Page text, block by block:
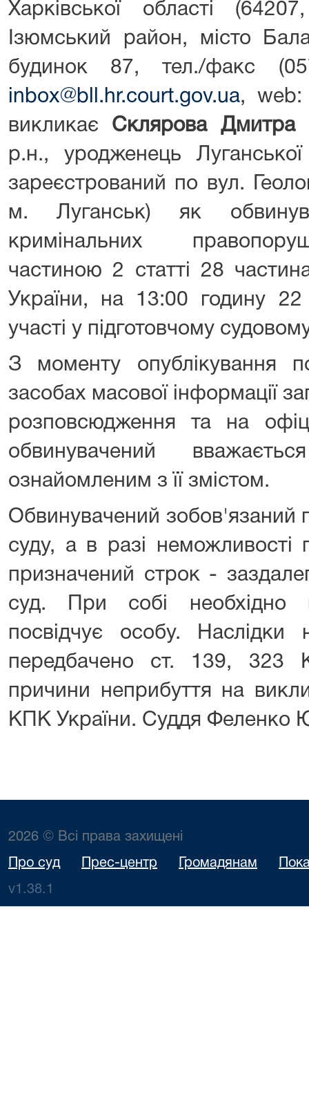
Харківської області
Ізюмський район, місто
будинок 87, тел./факс
inbox@bll.hr.court.gov.ua,
викликає Склярова Дмитра
р.н., уродженець
зареєстрований по вул.
м. Луганськ) як
кримінальних
частиною 2 статті 28
України, на 13:00 годину
участі у підготовчому
З моменту опублікування
засобах масової інформації
розповсюдження та на
обвинувачений
ознайомленим з її змістом.
Обвинувачений зобов'язаний
суду, а в разі
призначений строк -
суд. При собі необхідно
посвідчує особу. Наслідки
передбачено ст. 139, 323
причини неприбуття на
КПК України. Суддя Феленко
2026 © Всі права захищені
Про суд Прес-центр Громадянам
v1.38.1